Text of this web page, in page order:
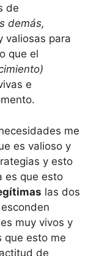
de
demás,
valiosas para
que el
e
me
es valioso y
y esto
es que esto
las dos
muy vivos y
que esto me
de